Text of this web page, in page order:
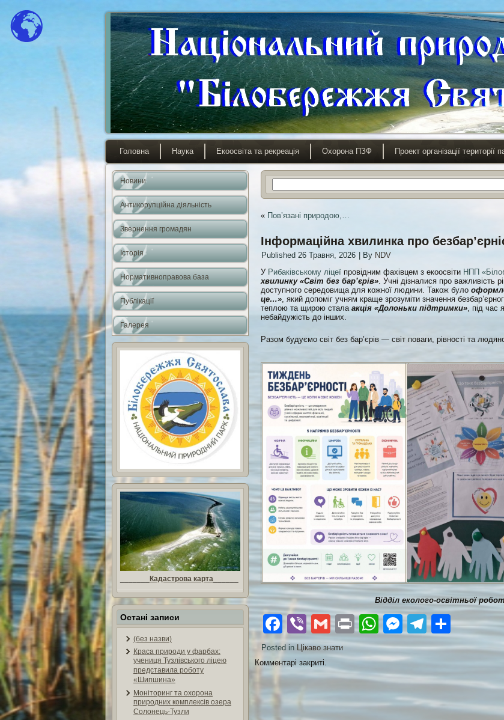
Головна Наука Екоосвіта та рекреація Охорона ПЗФ Проект організації території
Новини
Антикорупційна діяльність
Звернення громадян
Історія
Нормативноправова база
Публікації
Галерея
Кадастрова карта
Остані записи
(без назви)
Краса природи у фарбах:
учениця Тузлівського ліцею
представила роботу
«Шипшина»
Моніторинг та охорона
природних комплексів озера
Солонець-Тузли
« Пов’язані природою,…
Інформаційна хвилинка про
Published 26 Травня, 2026 By NDV
У Рибаківському ліцеї провідним фахівцем з екоосвіти НПП
хвилинку «Світ без бар’єрів». Учні дізналися про важливість
доступного середовища для кожної людини. Також було
це…», який допоміг учням краще зрозуміти значення
теплою та щирою стала акція «Долоньки підтримки», під час
небайдужість до інших.
Разом будуємо світ без бар’єрів — світ поваги, рівності та
Відділ еколого-освітньої
Facebook
ViberGmail
PrintWhatsApp
Messenger
Posted in Цікаво знати
Комментарі закриті.